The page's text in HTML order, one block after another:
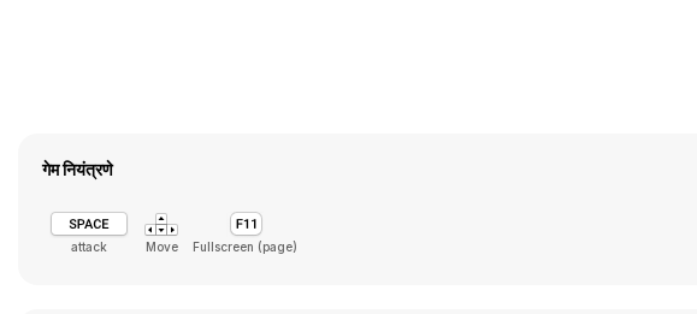
गेम नियंत्रणे
attack Move Fullscreen (page)